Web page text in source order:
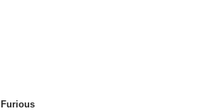
Furious